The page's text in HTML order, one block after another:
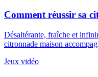
Comment réussir sa
Désaltérante, fraîche et
citronnade maison
Jeux vidéo